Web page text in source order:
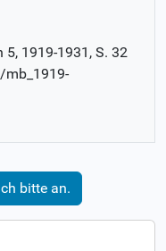
5, 1919-1931 , S. 32
bitte an.